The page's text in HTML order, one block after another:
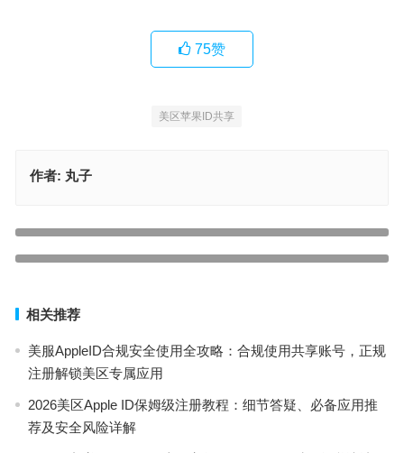
75赞
美区苹果ID共享
作者: 丸子
相关推荐
美服AppleID合规安全使用全攻略：合规使用共享账号，正规
注册解锁美区专属应用
2026美区Apple ID保姆级注册教程：细节答疑、必备应用推
荐及安全风险详解